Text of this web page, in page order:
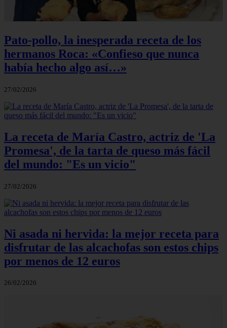
Pato-pollo, la inesperada receta de los
hermanos Roca: «Confieso que nunca
había hecho algo así…»
27/02/2026
La receta de María Castro, actriz de 'La
Promesa', de la tarta de queso más fácil
del mundo: "Es un vicio"
27/02/2026
Ni asada ni hervida: la mejor receta para
disfrutar de las alcachofas son estos chips
por menos de 12 euros
26/02/2026